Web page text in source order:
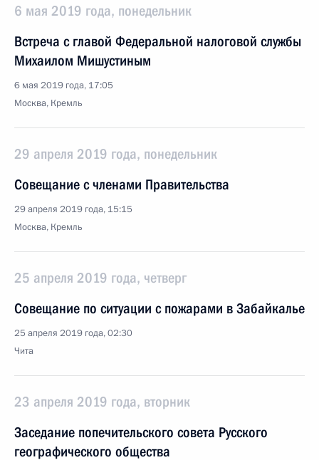
6 мая 2019 года, понедельник
Встреча с главой Федеральной налоговой службы
Михаилом Мишустиным
6 мая 2019 года, 17:05
Москва, Кремль
29 апреля 2019 года, понедельник
Совещание с членами Правительства
29 апреля 2019 года, 15:15
Москва, Кремль
25 апреля 2019 года, четверг
Совещание по ситуации с пожарами в Забайкалье
25 апреля 2019 года, 02:30
Чита
23 апреля 2019 года, вторник
Заседание попечительского совета Русского
географического общества